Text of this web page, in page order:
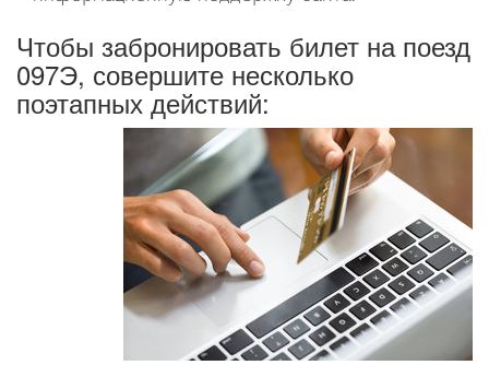
Чтобы забронировать билет на поезд
097Э, совершите несколько
поэтапных действий: